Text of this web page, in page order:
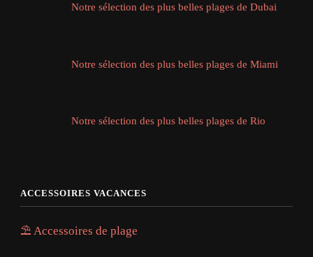
Notre sélection des plus belles plages de Dubai
Notre sélection des plus belles plages de Miami
Notre sélection des plus belles plages de Rio
ACCESSOIRES VACANCES
⛱️ Accessoires de plage